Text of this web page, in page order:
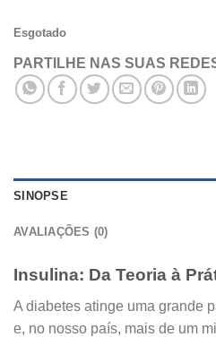
16.50€.
Esgotado
PARTILHE NAS SUAS
SINOPSE
AVALIAÇÕES (0)
Insulina: Da Teoria à
A diabetes atinge uma grande
e, no nosso país, mais de um